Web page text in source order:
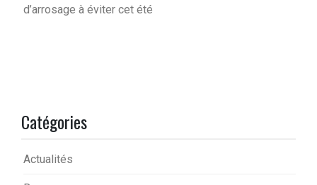
d’arrosage à éviter cet été
Catégories
Actualités